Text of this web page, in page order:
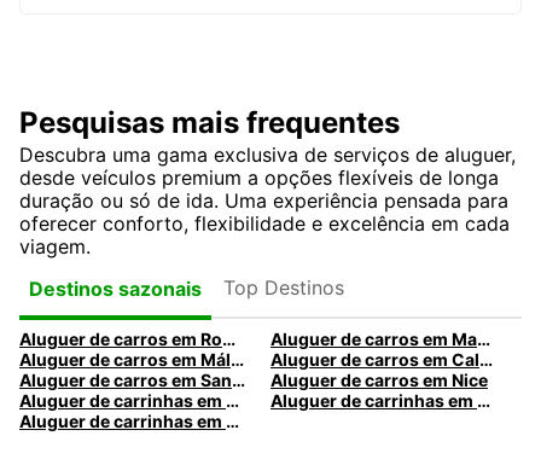
Pesquisas mais frequentes
Descubra uma gama exclusiva de serviços de aluguer,
desde veículos premium a opções flexíveis de longa
duração ou só de ida. Uma experiência pensada para
oferecer conforto, flexibilidade e excelência em cada
viagem.
Destinos sazonais
Top Destinos
Aluguer de carros em Roma
Aluguer de carros em Madrid
Aluguer de carros em Málaga
Aluguer de carros em Caldas da Rainha
Aluguer de carros em Santa Maria da Feira
Aluguer de carros em Nice
Aluguer de carrinhas em Nice
Aluguer de carrinhas em Santa Maria da Feira
Aluguer de carrinhas em Caldas da Rainha